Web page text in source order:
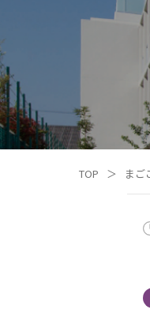
TOP ＞ まご